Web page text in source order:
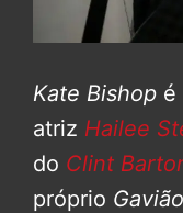
Kate Bishop é
atriz Hailee
do Clint
próprio